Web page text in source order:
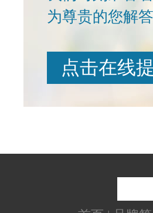
为尊贵的您解
点击在线